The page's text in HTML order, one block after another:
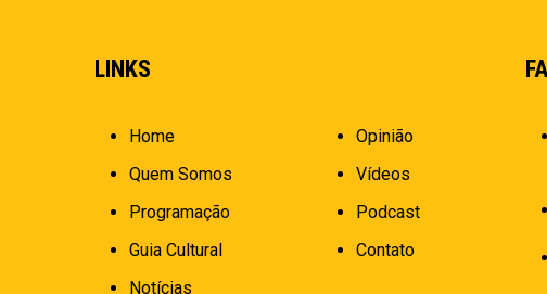
LINKS
Home
Quem Somos
Programação
Guia Cultural
Notícias
Opinião
Vídeos
Podcast
Contato